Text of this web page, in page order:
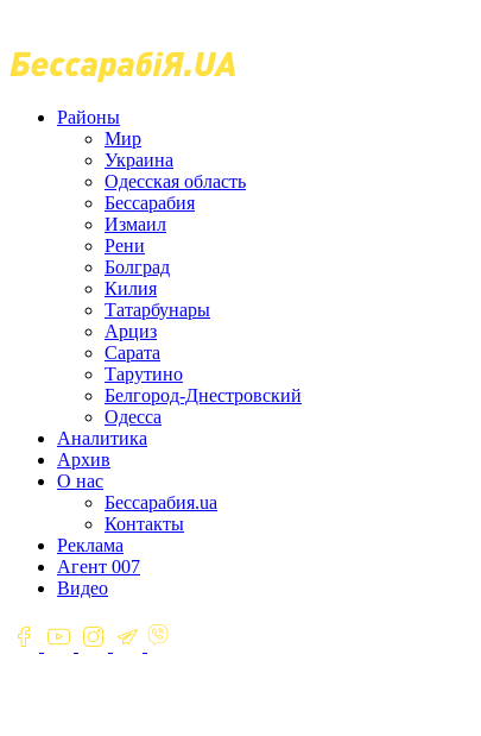
Районы
Мир
Украина
Одесская область
Бессарабия
Измаил
Рени
Болград
Килия
Татарбунары
Арциз
Сарата
Тарутино
Белгород-Днестровский
Одесса
Аналитика
Архив
О нас
Бессарабия.ua
Контакты
Реклама
Агент 007
Видео